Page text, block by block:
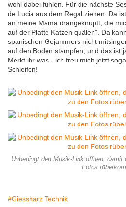
wohl dabei fühlen. Für die nächste
de Lucia aus dem Regal ziehen. Da
an meine Mama drangeknüpft, die
auf der Platte Katzen quälen". Da
spanischen Gejammers nicht
auf den Boden stampfen, und das ist
Merkt ihr was - ich freu mich jetzt
Schleifen!
Unbedingt den Musik-Link öffnen, damit
Fotos
#Giessharz Technik